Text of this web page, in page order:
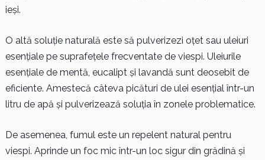
ieși.
O altă soluție naturală este să pulverizezi oțet sau uleiuri
esențiale pe suprafețele frecventate de viespi. Uleiurile
esențiale de mentă, eucalipt și lavandă sunt deosebit de
eficiente. Amestecă câteva picături de ulei esențial într-un
litru de apă și pulverizează soluția în zonele problematice.
De asemenea, fumul este un repelent natural pentru
viespi. Aprinde un foc mic într-un loc sigur din grădină și